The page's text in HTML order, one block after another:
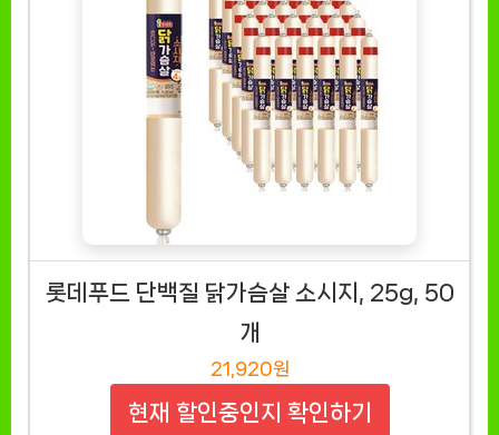
롯데푸드 단백질 닭가슴살 소시지, 25g, 50
개
21,920원
현재 할인중인지 확인하기